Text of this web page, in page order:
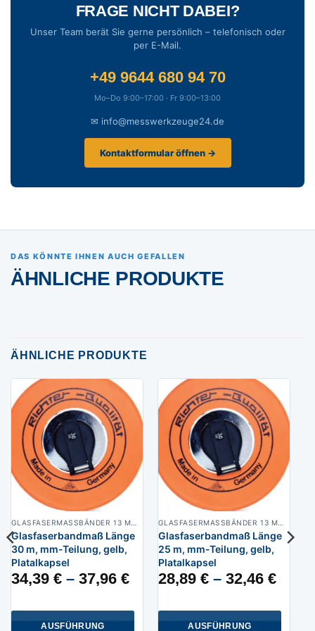
FRAGE NICHT DABEI?
Unser Team berät Sie gerne persönlich – telefonisch oder
per E-Mail.
+49 9644 680 94 70
Mo–Do 9:00–17:00 · Fr 9:00–13:00
✉ info@messwerkzeuge24.de
Kontaktformular öffnen →
DAS KÖNNTE IHNEN AUCH GEFALLEN
ÄHNLICHE PRODUKTE
ÄHNLICHE PRODUKTE
Glasfaserbandmaß Länge
30 m, mm-Teilung, gelb,
Platalkapsel
34,39 €– 37,96 €
AUSFÜHRUNG
Glasfaserbandmaß Länge
25 m, mm-Teilung, gelb,
Platalkapsel
28,89 €– 32,46 €
AUSFÜHRUNG